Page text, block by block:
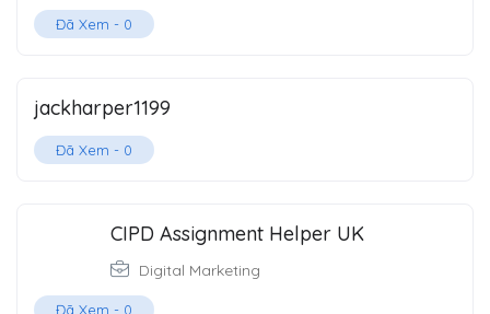
Đã Xem - 0
jackharper1199
Đã Xem - 0
CIPD Assignment Helper UK
Digital Marketing
Đã Xem - 0